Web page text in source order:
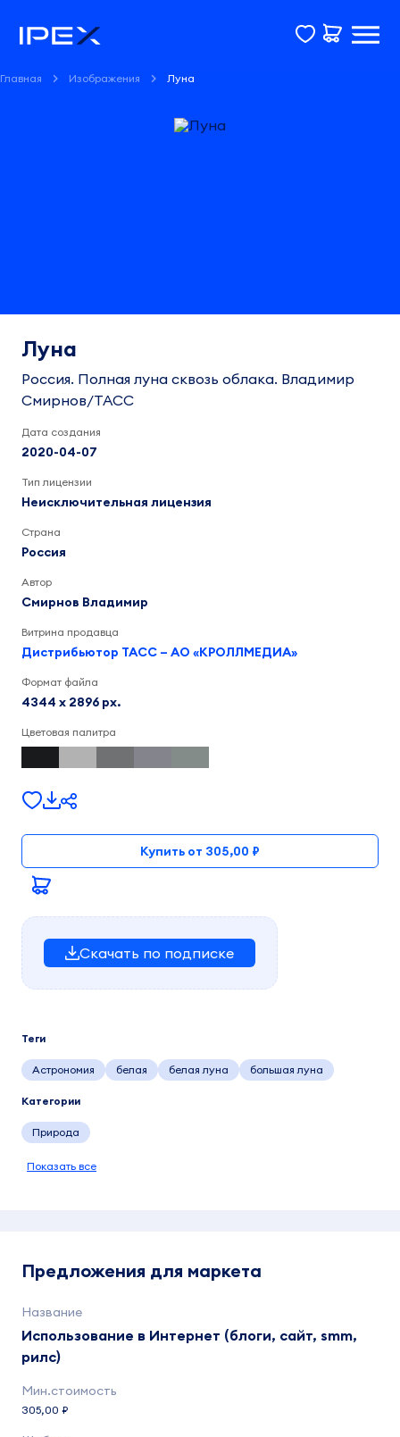
Главная Изображения Луна
Луна
Россия. Полная луна сквозь облака. Владимир
Смирнов/ТАСС
Дата создания
2020-04-07
Тип лицензии
Неисключительная лицензия
Страна
Россия
Автор
Смирнов Владимир
Витрина продавца
Дистрибьютор ТАСС – АО «КРОЛЛМЕДИА»
Формат файла
4344 x 2896 px.
Цветовая палитра
Купить от 305,00 ₽
Скачать по подписке
Теги
Астрономия белая белая луна большая луна
Категории
Природа
Показать все
Предложения для маркета
Использование в Интернет (блоги, сайт, smm,
рилс)
305,00 ₽